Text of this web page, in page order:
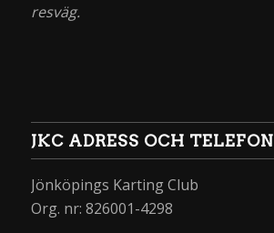
resväg.
JKC ADRESS OCH TELEFON
Jönköpings Karting Club
Org. nr: 826001-4298